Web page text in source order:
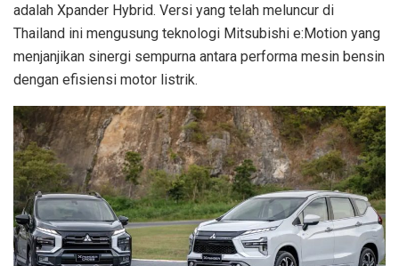
adalah Xpander Hybrid. Versi yang telah meluncur di
Thailand ini mengusung teknologi Mitsubishi e:Motion yang
menjanjikan sinergi sempurna antara performa mesin bensin
dengan efisiensi motor listrik.